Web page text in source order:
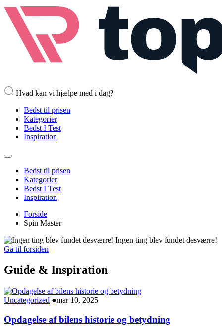
Hvad kan vi hjælpe med i dag?
Bedst til prisen
Kategorier
Bedst I Test
Inspiration
Bedst til prisen
Kategorier
Bedst I Test
Inspiration
Forside
Spin Master
Ingen ting blev fundet desværre!
Gå til forsiden
Guide & Inspiration
Uncategorized ●mar 10, 2025
Opdagelse af bilens historie og betydning